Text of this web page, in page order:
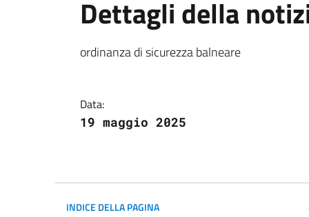
Dettagli della
ordinanza di sicurezza balneare
Data:
19 maggio 2025
INDICE DELLA PAGINA